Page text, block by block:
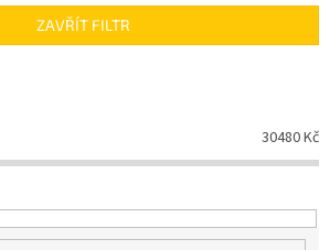
ZAVŘÍT FILTR
30480Kč